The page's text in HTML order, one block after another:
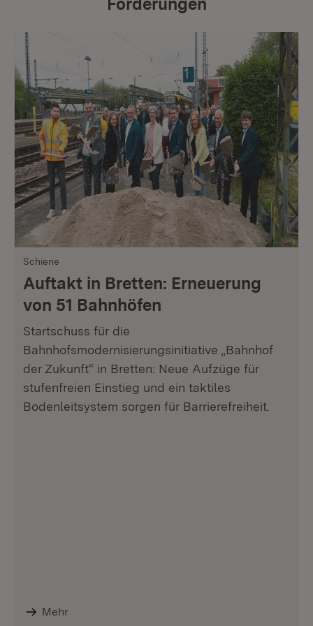
Schiene
Auftakt in Bretten: Erneuerung
von 51 Bahnhöfen
Startschuss für die
Bahnhofsmodernisierungsinitiative „Bahnhof
der Zukunft“ in Bretten: Neue Aufzüge für
stufenfreien Einstieg und ein taktiles
Bodenleitsystem sorgen für Barrierefreiheit.
Mehr